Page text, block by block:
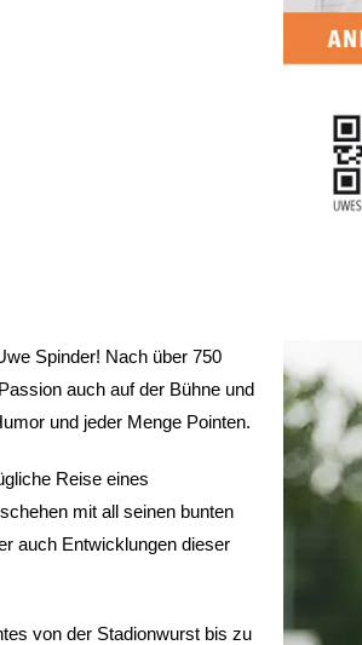
Spinder! Nach über 750
auch auf der Bühne und
und jeder Menge Pointen.
Reise eines
mit all seinen bunten
auch Entwicklungen dieser
von der Stadionwurst bis zu